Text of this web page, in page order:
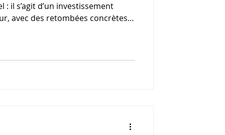
il s’agit d’un investissement
avec des retombées concrètes